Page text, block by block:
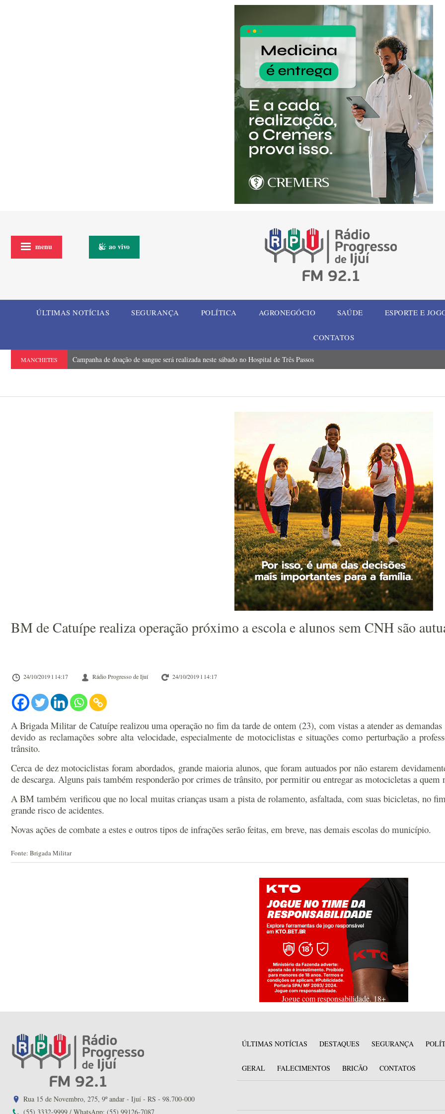
menu ao vivo
ÚLTIMAS NOTÍCIAS SEGURANÇA POLÍTICA AGRONEGÓCIO SAÚDE ESPORTE E
CONTATOS
MANCHETES Campanha de doação de sangue será realizada neste sábado no Hospital de Três Passos
BM de Catuípe realiza operação próximo a escola e alunos sem CNH são
24/10/2019 l 14:17 Rádio Progresso de Ijuí 24/10/2019 l 14:17
A Brigada Militar de Catuípe realizou uma operação no fim da tarde de ontem (23), com vistas a atender as
devido as reclamações sobre alta velocidade, especialmente de motociclistas e situações como perturbação a
trânsito.
Cerca de dez motociclistas foram abordados, grande maioria alunos, que foram autuados por não estarem
de descarga. Alguns pais também responderão por crimes de trânsito, por permitir ou entregar as motocicletas a quem
A BM também verificou que no local muitas crianças usam a pista de rolamento, asfaltada, com suas bicicletas, no
grande risco de acidentes.
Novas ações de combate a estes e outros tipos de infrações serão feitas, em breve, nas demais escolas do município.
Fonte: Brigada Militar
Jogue com responsabilidade. 18+
Rua 15 de Novembro, 275, 9º andar - Ijuí - RS - 98.700-000
(55) 3332-9999 / WhatsApp: (55) 99126-7087
ÚLTIMAS NOTÍCIAS DESTAQUES SEGURANÇA
GERAL FALECIMENTOS BRICÃO CONTATOS